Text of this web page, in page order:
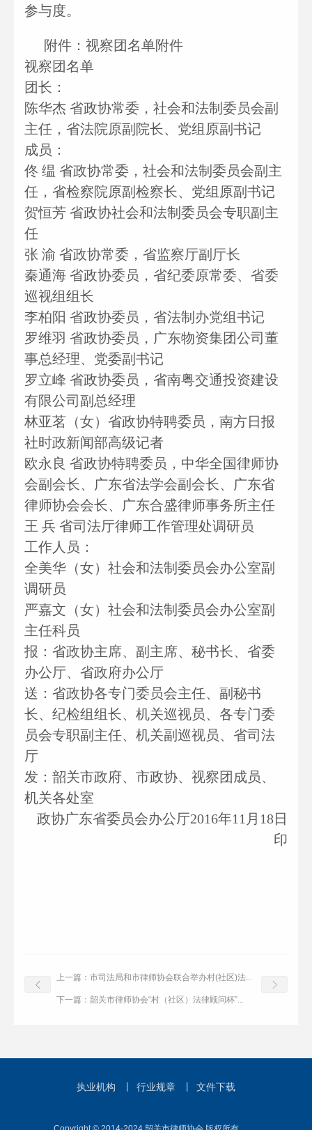
参与度。
附件：视察团名单附件
视察团名单
团长：
陈华杰 省政协常委，社会和法制委员会副
主任，省法院原副院长、党组原副书记
成员：
佟 缊 省政协常委，社会和法制委员会副主
任，省检察院原副检察长、党组原副书记
贺恒芳 省政协社会和法制委员会专职副主
任
张 渝 省政协常委，省监察厅副厅长
秦通海 省政协委员，省纪委原常委、省委
巡视组组长
李柏阳 省政协委员，省法制办党组书记
罗维羽 省政协委员，广东物资集团公司董
事总经理、党委副书记
罗立峰 省政协委员，省南粤交通投资建设
有限公司副总经理
林亚茗（女）省政协特聘委员，南方日报
社时政新闻部高级记者
欧永良 省政协特聘委员，中华全国律师协
会副会长、广东省法学会副会长、广东省
律师协会会长、广东合盛律师事务所主任
王 兵 省司法厅律师工作管理处调研员
工作人员：
全美华（女）社会和法制委员会办公室副
调研员
严嘉文（女）社会和法制委员会办公室副
主任科员
报：省政协主席、副主席、秘书长、省委
办公厅、省政府办公厅
送：省政协各专门委员会主任、副秘书
长、纪检组组长、机关巡视员、各专门委
员会专职副主任、机关副巡视员、省司法
厅
发：韶关市政府、市政协、视察团成员、
机关各处室
政协广东省委员会办公厅2016年11月18日
印
上一篇： 市司法局和市律师协会联合举办村(社区)法...
下一篇： 韶关市律师协会“村（社区）法律顾问杯”...
执业机构 行业规章 文件下载